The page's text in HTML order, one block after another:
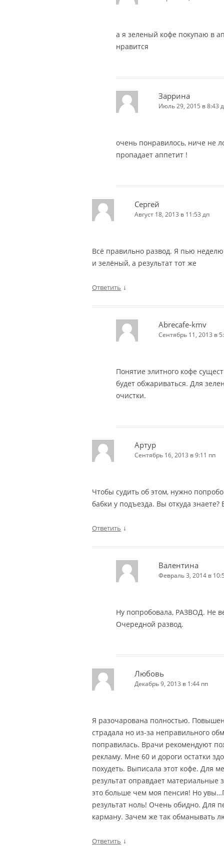
а я зеленый кофе покупаю в
нравится
Заррина
Июль 29, 2015 в 8:43
очень понравилось, ниче не
пропадает аппетит !
Сергей
Август 18, 2013 в 11:53 дп
Всё правильно развод. Я пью
и зелёный, а результат тот же
Ответить ↓
Abrecafe-kmv
Сентябрь 11, 2013 в
Понятие элитного кофе
будет обжариваться. Для
очистки.
Артур
Сентябрь 16, 2013 в 9:11 пп
Чтобы судить об этом, нужно
бабки у подъезда. Вы откуда
Ответить ↓
Валентина
Февраль 3, 2014 в
Ну попробовала, РАЗВОД. Не
Очередной развод.
Любовь
Декабрь 9, 2013 в 1:44 пп
Я разочарована полностью.
страдала но из-за неправильного
поправилась. Врачи рекомендуют
рекламу. Мне 60 и дороги остатки
похудеть. Выписала этот кофе. Для
результат оправдает
это больше чем моя пенсия! Но
результат ноль! Очень обидно. Для
карману. Зачем же так обманывать
Ответить ↓